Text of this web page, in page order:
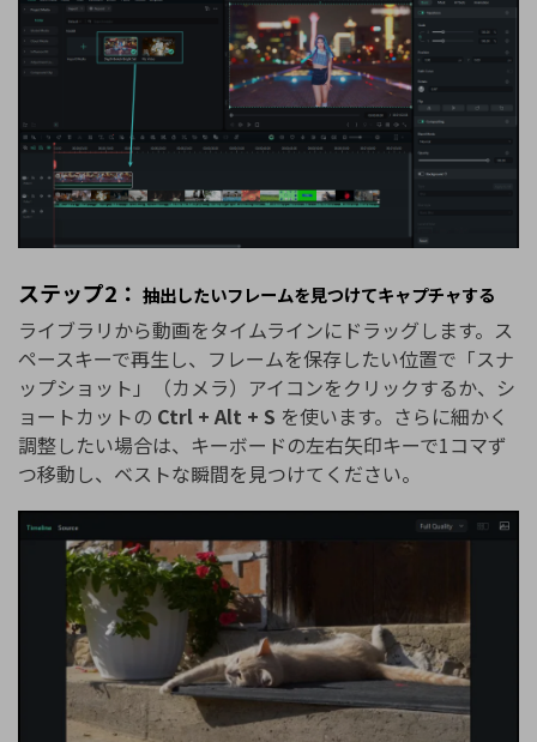
ステップ2： 抽出したいフレームを見つけてキャプチャする
ライブラリから動画をタイムラインにドラッグします。ス
ペースキーで再生し、フレームを保存したい位置で「スナ
ップショット」（カメラ）アイコンをクリックするか、シ
ョートカットの Ctrl + Alt + S を使います。さらに細かく
調整したい場合は、キーボードの左右矢印キーで1コマず
つ移動し、ベストな瞬間を見つけてください。